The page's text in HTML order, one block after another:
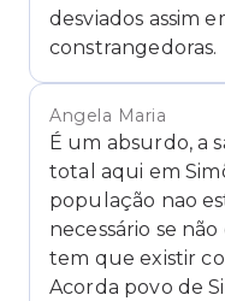
desviados assim
constrangedoras.
Angela Maria
É um absurdo, a
total aqui em
população nao
necessário se
tem que existir
Acorda povo de